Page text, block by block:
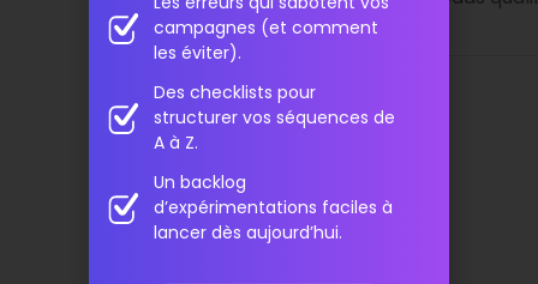
du site
Pour augmenter la meilleures stratégies
de génération de prospectss, il est
essentiel d’utiliser les bons outils pour
automatiser et optimiser le processus. Un
des outils essentiels pour augmenter les
leads est un système de gestion de la
(CRM), qui permet de suivre
campagnes (et comment
les éviter).
Des checklists pour
structurer vos séquences de
A à Z.
Un backlog
d’expérimentations faciles à
lancer dès aujourd’hui.